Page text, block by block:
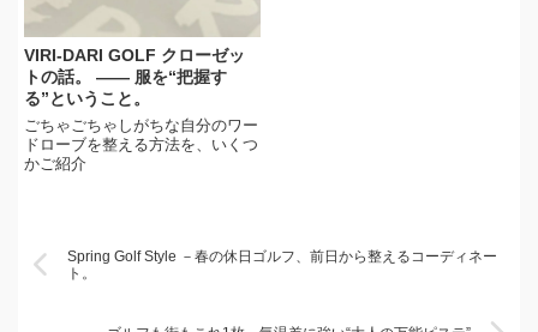
VIRI-DARI GOLF クローゼッ
トの話。 —— 服を“把握す
る”ということ。
ごちゃごちゃしがちな自分のワー
ドローブを整える方法を、いくつ
かご紹介
Spring Golf Style －春の休日ゴルフ、前日から整えるコーディネー
ト。